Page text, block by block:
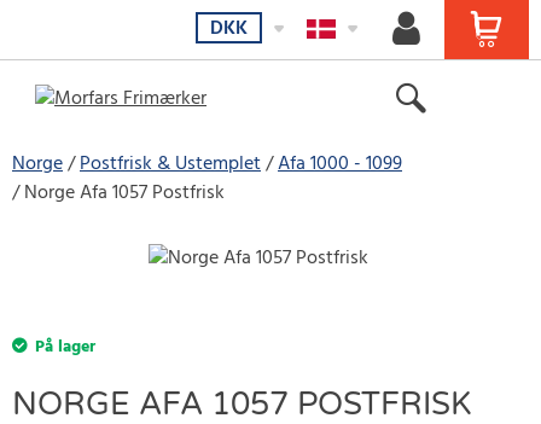
DKK
Norge Postfrisk & Ustemplet Afa 1000 - 1099
Norge Afa 1057 Postfrisk
På lager
NORGE AFA 1057 POSTFRISK